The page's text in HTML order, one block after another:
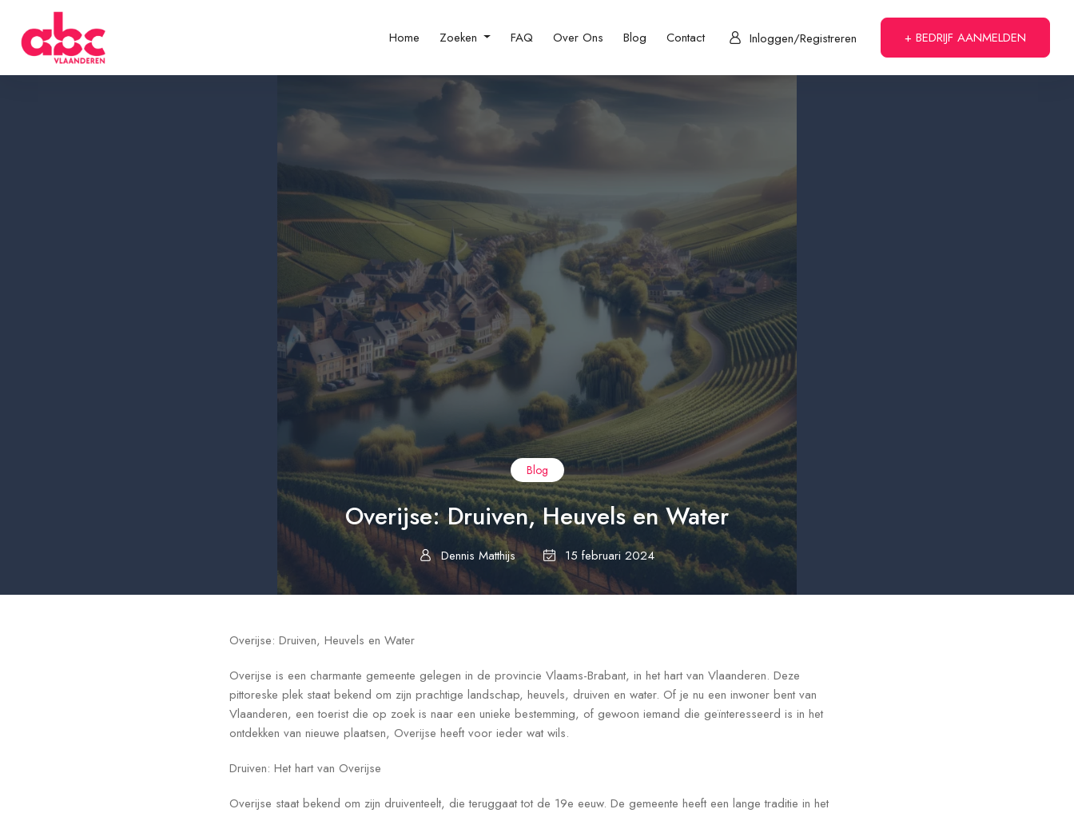
Home Zoeken FAQ Over Ons Blog Contact Inloggen/Registreren + BEDRIJF AANMELDEN
Blog
Overijse: Druiven, Heuvels en Water
Dennis Matthijs 15 februari 2024
Overijse: Druiven, Heuvels en Water
Overijse is een charmante gemeente gelegen in de provincie Vlaams-Brabant, in het hart van Vlaanderen. Deze
pittoreske plek staat bekend om zijn prachtige landschap, heuvels, druiven en water. Of je nu een inwoner bent van
Vlaanderen, een toerist die op zoek is naar een unieke bestemming, of gewoon iemand die geïnteresseerd is in het
ontdekken van nieuwe plaatsen, Overijse heeft voor ieder wat wils.
Druiven: Het hart van Overijse
Overijse staat bekend om zijn druiventeelt, die teruggaat tot de 19e eeuw. De gemeente heeft een lange traditie in het